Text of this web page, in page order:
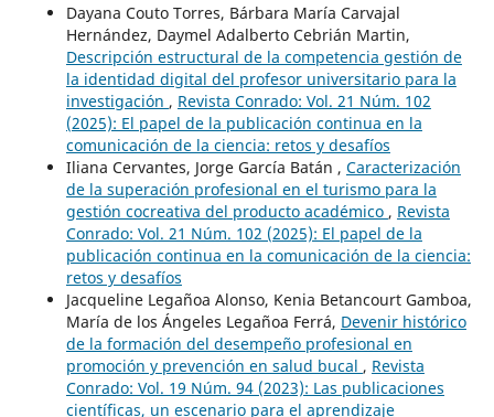
Dayana Couto Torres, Bárbara María Carvajal
Hernández, Daymel Adalberto Cebrián Martin,
Descripción estructural de la competencia gestión de
la identidad digital del profesor universitario para la
investigación , Revista Conrado: Vol. 21 Núm. 102
(2025): El papel de la publicación continua en la
comunicación de la ciencia: retos y desafíos
Iliana Cervantes, Jorge García Batán , Caracterización
de la superación profesional en el turismo para la
gestión cocreativa del producto académico , Revista
Conrado: Vol. 21 Núm. 102 (2025): El papel de la
publicación continua en la comunicación de la ciencia:
retos y desafíos
Jacqueline Legañoa Alonso, Kenia Betancourt Gamboa,
María de los Ángeles Legañoa Ferrá, Devenir histórico
de la formación del desempeño profesional en
promoción y prevención en salud bucal , Revista
Conrado: Vol. 19 Núm. 94 (2023): Las publicaciones
científicas, un escenario para el aprendizaje